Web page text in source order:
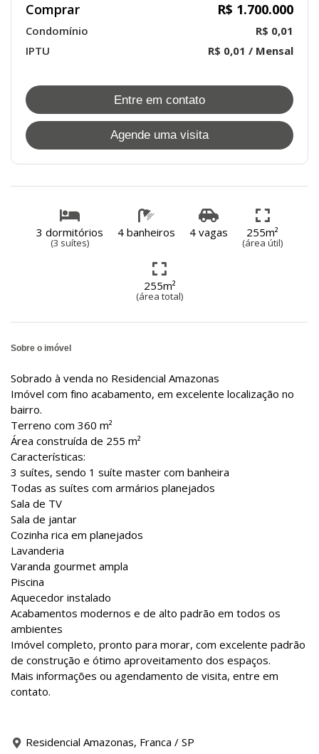
Comprar R$ 1.700.000
Condomínio
R$ 0,01
IPTU
R$ 0,01 / Mensal
Entre em contato
Agende uma visita
3 dormitórios
(3 suítes)
4 banheiros 4 vagas 255m²
(área útil)
255m²
(área total)
Sobre o imóvel
Sobrado à venda no Residencial Amazonas
Imóvel com fino acabamento, em excelente localização no
bairro.
Terreno com 360 m²
Área construída de 255 m²
Características:
3 suítes, sendo 1 suíte master com banheira
Todas as suítes com armários planejados
Sala de TV
Sala de jantar
Cozinha rica em planejados
Lavanderia
Varanda gourmet ampla
Piscina
Aquecedor instalado
Acabamentos modernos e de alto padrão em todos os
ambientes
Imóvel completo, pronto para morar, com excelente padrão
de construção e ótimo aproveitamento dos espaços.
Mais informações ou agendamento de visita, entre em
contato.
Residencial Amazonas, Franca / SP